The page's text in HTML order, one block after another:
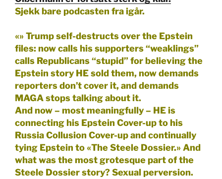
Sjekk bare podcasten fra igår.
«» Trump self-destructs over the Epstein
files: now calls his supporters “weaklings”
calls Republicans “stupid” for believing the
Epstein story HE sold them, now demands
reporters don’t cover it, and demands
MAGA stops talking about it.
And now – most meaningfully – HE is
connecting his Epstein Cover-up to his
Russia Collusion Cover-up and continually
tying Epstein to «The Steele Dossier.» And
what was the most grotesque part of the
Steele Dossier story? Sexual perversion.